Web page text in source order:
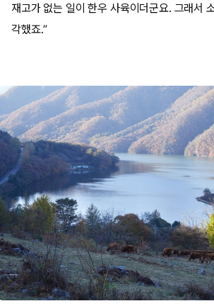
재고가 없는 일이 한우 사육이더군요. 그래서
각했죠.”